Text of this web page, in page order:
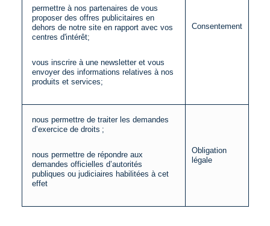
permettre à nos partenaires de vous
proposer des offres publicitaires en
dehors de notre site en rapport avec vos
centres d'intérêt;
vous inscrire à une newsletter et vous
envoyer des informations relatives à nos
produits et services;
Consentement
nous permettre de traiter les demandes
d’exercice de droits ;
nous permettre de répondre aux
demandes officielles d’autorités
publiques ou judiciaires habilitées à cet
effet
Obligation
légale